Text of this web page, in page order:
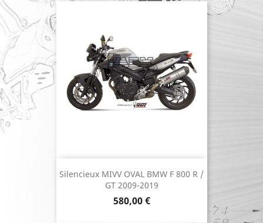
Silencieux MIVV OVAL BMW F 800 R /
GT 2009-2019
Prix
580,00 €